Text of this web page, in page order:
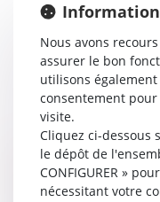
RDV en ligne
Équipe
Nous avons
assurer le bon
utilisons
consentement
visite.
Cliquez ci-dessous
le dépôt de
CONFIGURER »
nécessitant votre